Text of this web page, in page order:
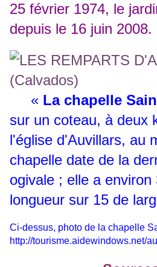
25 février 1974, le
depuis le 16 juin 2008.
« La chapelle
sur un coteau, à deux
l'église d'Auvillars, au
chapelle date de la
ogivale ; elle a environ
longueur sur 15 de
Ci-dessus, photo de la chapelle
http://tourisme.aidewindows.net/